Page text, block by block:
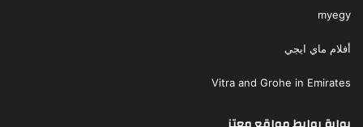
myegy
أفلام ماي ايجي
Vitra and Grohe in Emirates